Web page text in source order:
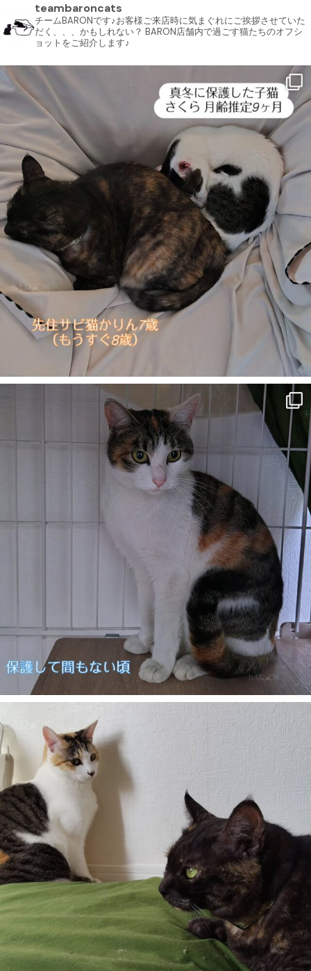
teambaroncats
チームBARONです♪お客様ご来店時に気まぐれにご挨拶させていた
だく、、、かもしれない？ BARON店舗内で過ごす猫たちのオフシ
ョットをご紹介します♪